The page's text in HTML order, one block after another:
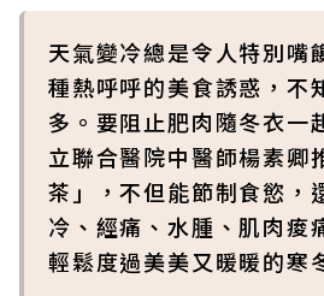
天氣變冷總是令人特別嘴
種熱呼呼的美食誘惑，不
多。要阻止肥肉隨冬衣一
立聯合醫院中醫師楊素卿
茶」，不但能節制食慾，
冷、經痛、水腫、肌肉痠
輕鬆度過美美又暖暖的寒